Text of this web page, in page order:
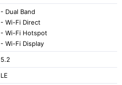
- Dual Band
- Wi-Fi Direct
- Wi-Fi Hotspot
- Wi-Fi Display
5.2
LE